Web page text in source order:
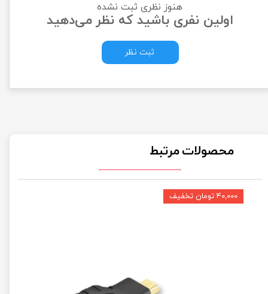
هنوز نظری ثبت نشده
اولین نفری باشید که نظر می‌دهید
ثبت نظر
محصولات مرتبط
۴۰,۰۰۰ تومان تخفیف